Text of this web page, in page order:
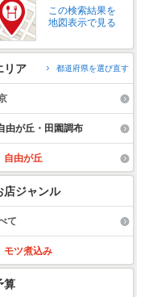
この検索結果を
地図表示で見る
リア 都道府県を選び直す
由が丘・田園調布
自由が丘
店ジャンル
て
モツ煮込み
算